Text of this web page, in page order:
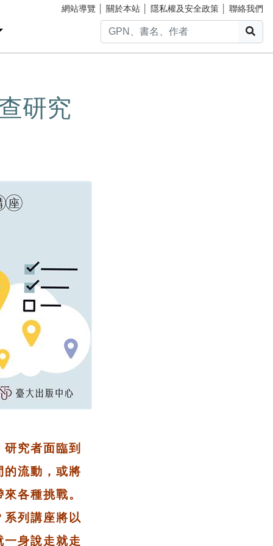
網站導覽 關於本站 隱私權及安全政策 聯絡我們
研究
究者面臨到
的流動，或將
各種挑戰。
列講座將以
身說走就走